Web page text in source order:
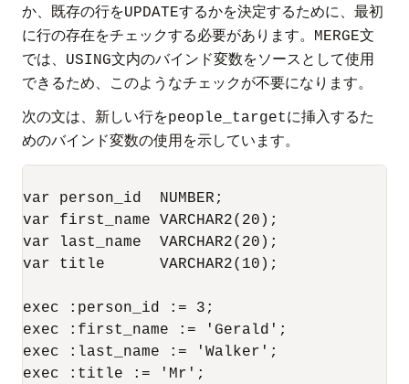
か、既存の行をUPDATEするかを決定するために、最初
に行の存在をチェックする必要があります。
MERGE文
では、
USING文内のバインド変数をソースとして使用
できるため、このようなチェックが不要になります。
次の文は、新しい行をpeople_targetに挿入するた
めのバインド変数の使用を示しています。
var person_id  NUMBER;
var first_name VARCHAR2(20);
var last_name  VARCHAR2(20);
var title      VARCHAR2(10);
exec :person_id := 3;
exec :first_name := 'Gerald';
exec :last_name := 'Walker';
exec :title := 'Mr';